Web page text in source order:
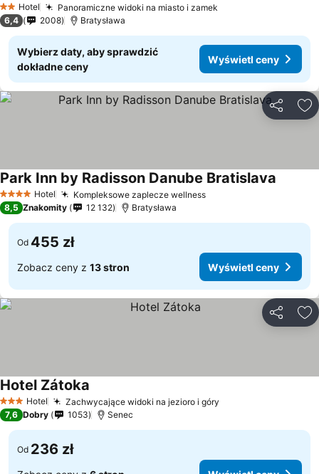
2 Kategoria
Hotel Panoramiczne widoki na miasto i zamek
6,4 2008 Bratysława
Wybierz daty, aby sprawdzić
dokładne ceny
Wyświetl ceny
4 KategoriaHotel Kompleksowe zaplecze wellness
Park Inn by Radisson Danube Bratislava
8,5 Znakomity 12 132 Bratysława
Od 455 zł
Zobacz ceny z 13 stron Wyświetl ceny
3 Kategoria
Hotel Zachwycające widoki na jezioro i góry
Hotel Zátoka
7,6 Dobry 1053 Senec
Od 236 zł